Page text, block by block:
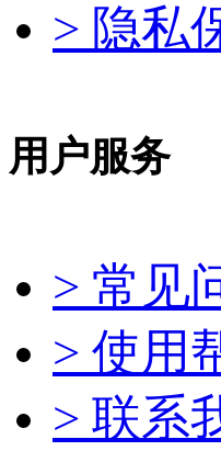
> 隐私
用户服务
> 常见
> 使用
> 联系